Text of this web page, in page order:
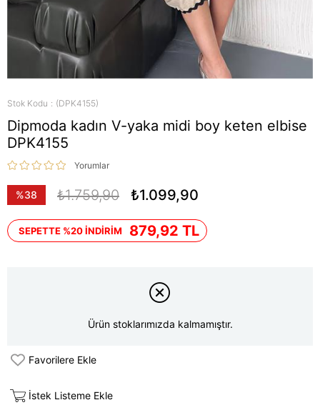
Stok Kodu (DPK4155)
Dipmoda kadın V-yaka midi boy keten elbise
DPK4155
Yorumlar
%38
₺1.759,90 ₺1.099,90
SEPETTE %20 İNDİRİM 879,92 TL
Ürün stoklarımızda kalmamıştır.
Favorilere Ekle
İstek Listeme Ekle